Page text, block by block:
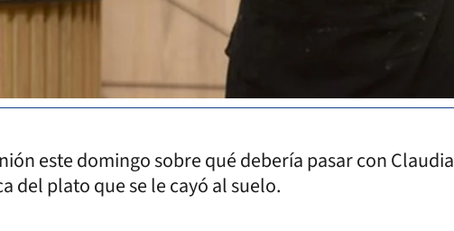
este domingo sobre qué debería pasar con Claudia
del plato que se le cayó al suelo.